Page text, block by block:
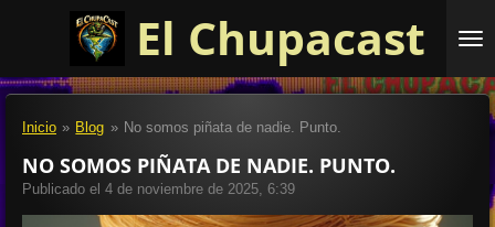
principal
El Chupacast
Inicio » Blog » No somos piñata de nadie. Punto.
NO SOMOS PIÑATA DE NADIE. PUNTO.
Publicado el 4 de noviembre de 2025, 6:39